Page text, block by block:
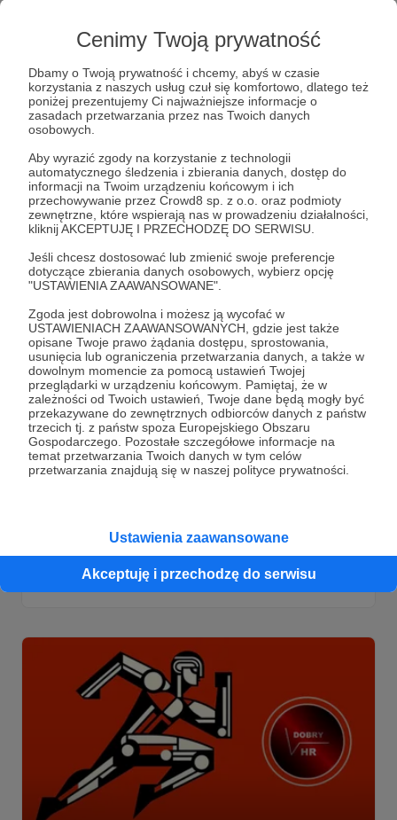
Cenimy Twoją prywatność
Dbamy o Twoją prywatność i chcemy, abyś w czasie
korzystania z naszych usług czuł się komfortowo, dlatego też
poniżej prezentujemy Ci najważniejsze informacje o
zasadach przetwarzania przez nas Twoich danych
osobowych.
Aby wyrazić zgody na korzystanie z technologii
automatycznego śledzenia i zbierania danych, dostęp do
informacji na Twoim urządzeniu końcowym i ich
przechowywanie przez Crowd8 sp. z o.o. oraz podmioty
zewnętrzne, które wspierają nas w prowadzeniu działalności,
kliknij AKCEPTUJĘ I PRZECHODZĘ DO SERWISU.
Jeśli chcesz dostosować lub zmienić swoje preferencje
dotyczące zbierania danych osobowych, wybierz opcję
"USTAWIENIA ZAAWANSOWANE".
Zgoda jest dobrowolna i możesz ją wycofać w
USTAWIENIACH ZAAWANSOWANYCH, gdzie jest także
opisane Twoje prawo żądania dostępu, sprostowania,
usunięcia lub ograniczenia przetwarzania danych, a także w
dowolnym momencie za pomocą ustawień Twojej
przeglądarki w urządzeniu końcowym. Pamiętaj, że w
zależności od Twoich ustawień, Twoje dane będą mogły być
przekazywane do zewnętrznych odbiorców danych z państw
trzecich tj. z państw spoza Europejskiego Obszaru
Gospodarczego. Pozostałe szczegółowe informacje na
temat przetwarzania Twoich danych w tym celów
przetwarzania znajdują się w naszej polityce prywatności.
Ustawienia zaawansowane
Akceptuję i przechodzę do serwisu
Nowy artykuł na blogu
Nowy artykuł na blogu
społeczeństwo humanresources rynekpracy
2 nowe artykuły na blogu. Jest ciekawie
rynekpracy rekrutacja społeczeństwo +2